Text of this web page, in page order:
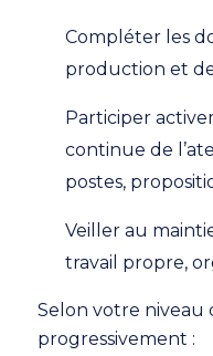
Compléter les
production et
Participer
continue de
postes,
Veiller au
travail propre,
Selon votre niveau
progressivement :